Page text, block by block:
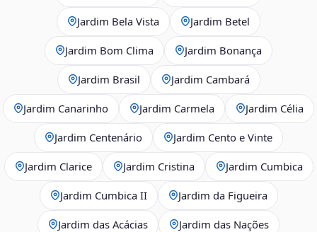
Jardim Bela Vista Jardim Betel
Jardim Bom Clima Jardim Bonança
Jardim Brasil Jardim Cambará
Jardim Canarinho Jardim Carmela Jardim Célia
Jardim Centenário Jardim Cento e Vinte
Jardim Clarice Jardim Cristina Jardim Cumbica
Jardim Cumbica II Jardim da Figueira
Jardim das Acácias Jardim das Nações